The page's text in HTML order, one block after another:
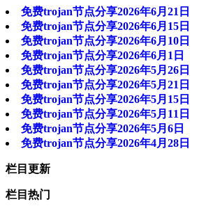
免费trojan节点分享2026年6月21日
免费trojan节点分享2026年6月15日
免费trojan节点分享2026年6月10日
免费trojan节点分享2026年6月1日
免费trojan节点分享2026年5月26日
免费trojan节点分享2026年5月21日
免费trojan节点分享2026年5月15日
免费trojan节点分享2026年5月11日
免费trojan节点分享2026年5月6日
免费trojan节点分享2026年4月28日
栏目更新
栏目热门